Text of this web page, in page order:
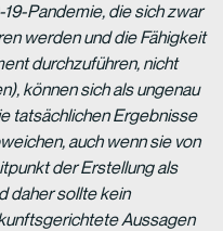
Pandemie, die sich zwar
werden und die Fähigkeit
durchzuführen, nicht
können sich als ungenau
tatsächlichen Ergebnisse
auch wenn sie von
der Erstellung als
daher sollte kein
Aussagen